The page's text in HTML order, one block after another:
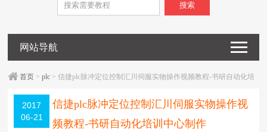
搜索
网站导航
首页 >plc > 信捷plc脉冲定位控制汇川伺服实物操作视频教程-书研自动化培
2017
06-21
信捷plc脉冲定位控制汇川伺服实物操作视
频教程-书研自动化培训中心制作